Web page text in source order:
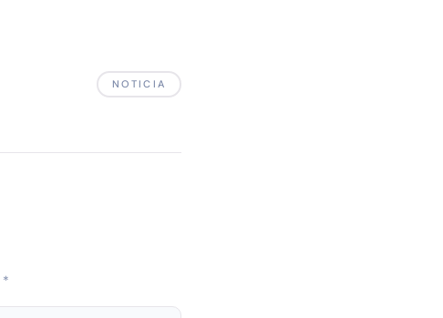
NOTICIA
*